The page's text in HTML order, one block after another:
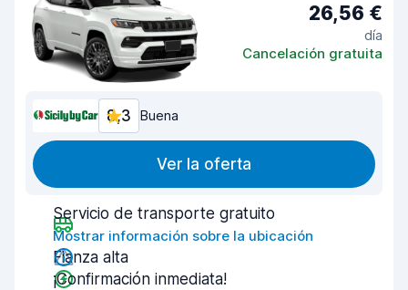
26,56 €
día
Cancelación gratuita
8,3 Buena
Ver la oferta
Servicio de transporte gratuito
Mostrar información sobre la ubicación
Fianza alta
¡Confirmación inmediata!